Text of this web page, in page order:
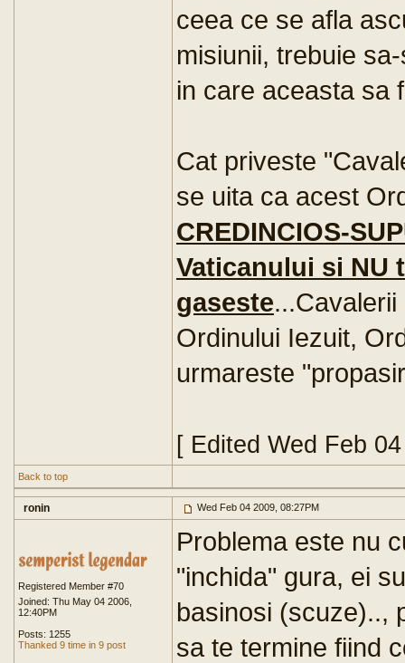
ceea ce se afla
misiunii, trebuie
in care aceasta sa
Cat priveste
se uita ca acest
CREDINCIOS-
Vaticanului si NU
gaseste
Ordinului Iezuit,
urmareste
[ Edited Wed Feb
Back to top
ronin Wed Feb 04 2009, 08:27PM
Registered Member #70
Joined: Thu May 04 2006,
12:40PM
Posts: 1255
Thanked 9 time in 9 post
Problema este nu
"inchida" gura, ei
basinosi (scuze)..,
sa te termine fiind